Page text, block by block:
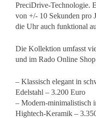
PreciDrive-Technologie.
von +/- 10 Sekunden pro
die Uhr auch funktional
Die Kollektion umfasst
und im Rado Online
– Klassisch elegant in
Edelstahl – 3.200 Euro
– Modern-minimalistisch
Hightech-Keramik –